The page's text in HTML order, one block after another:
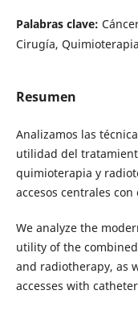
Palabras clave:
Cirugía,
Resumen
Analizamos las
utilidad del
quimioterapia y
accesos centrales con
We analyze the
utility of the
and radiotherapy, as
accesses with